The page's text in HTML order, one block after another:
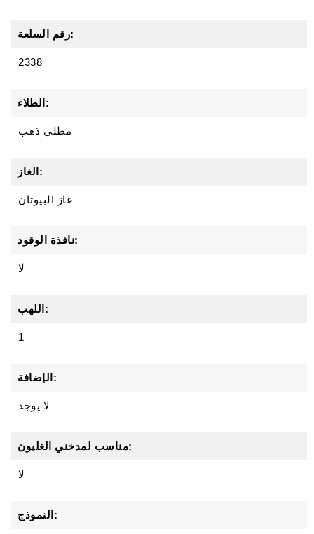
رقم السلعة:
2338
الطلاء:
مطلي ذهب
الغاز:
غاز البيوتان
نافذة الوقود:
لا
اللهب:
1
الإضافة:
لا يوجد
مناسب لمدخني الغليون:
لا
النموذج: